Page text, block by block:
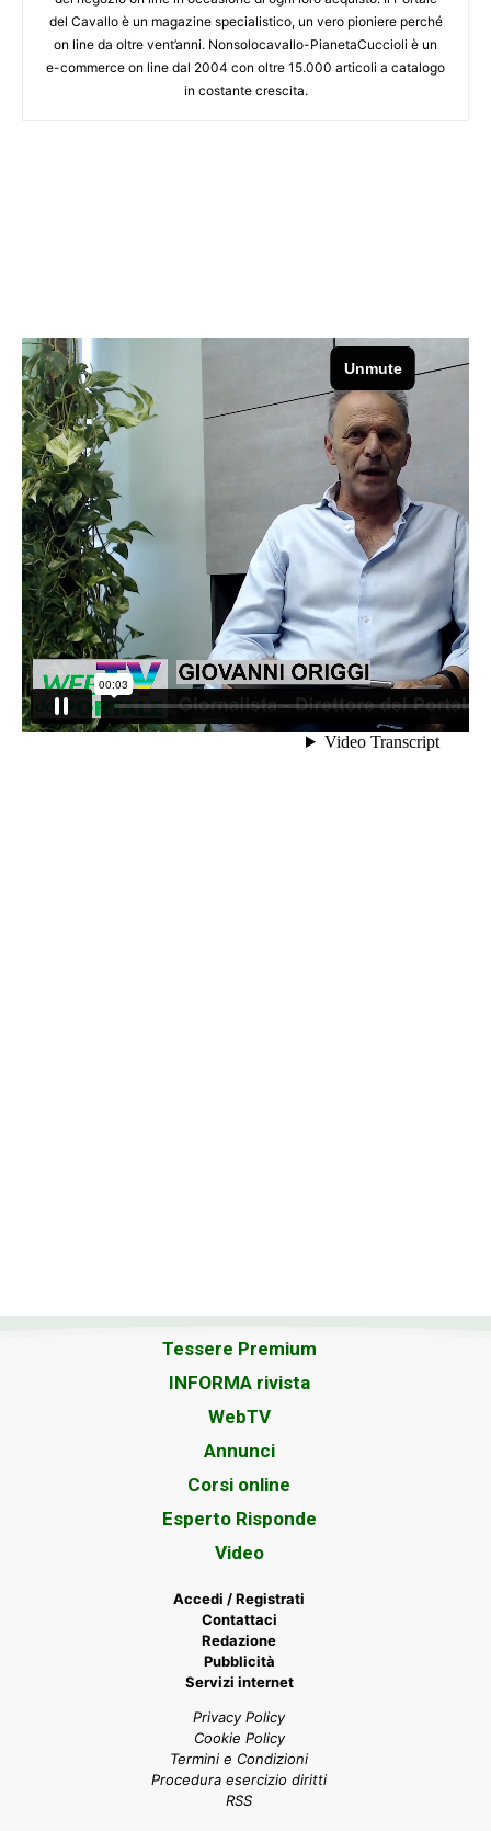
del Cavallo è un magazine specialistico, un vero pioniere perché
on line da oltre vent’anni. Nonsolocavallo-PianetaCuccioli è un
e-commerce on line dal 2004 con oltre 15.000 articoli a catalogo
in costante crescita.
Tessere Premium
INFORMA rivista
WebTV
Annunci
Corsi online
Esperto Risponde
Video
Accedi / Registrati
Contattaci
Redazione
Pubblicità
Servizi internet
Privacy Policy
Cookie Policy
Termini e Condizioni
Procedura esercizio diritti
RSS